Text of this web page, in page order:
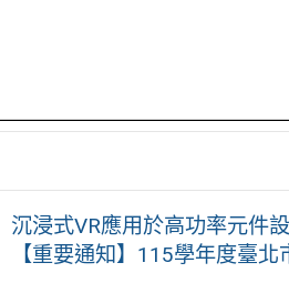
沉浸式VR應用於高功率元件
【重要通知】115學年度臺